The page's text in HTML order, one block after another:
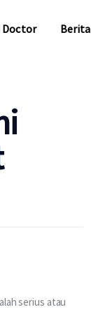
Doctor Berita
serius atau